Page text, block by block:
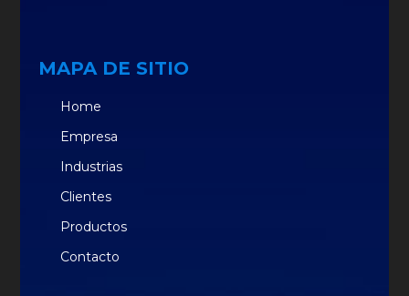
MAPA DE SITIO
Home
Empresa
Industrias
Clientes
Productos
Contacto